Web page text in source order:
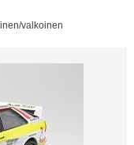
valkoinen